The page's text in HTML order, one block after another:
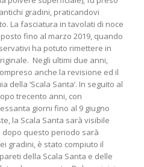
gradini, praticandovi
La fasciatura in tavolati di noce
fino al marzo 2019, quando
ha potuto rimettere in
Negli ultimi due anni,
anche la revisione ed il
‘Scala Santa’. In seguito al
trecento anni, con
giorni fino al 9 giugno
la Scala Santa sarà visibile
questo periodo sarà
gradini, è stato compiuto il
della Scala Santa e delle